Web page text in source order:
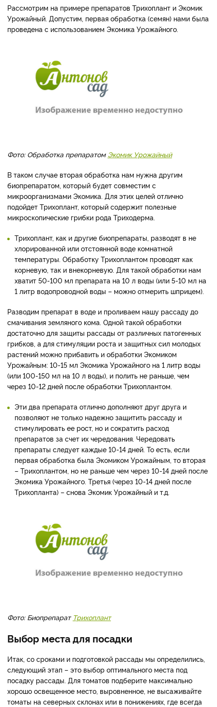
Рассмотрим на примере препаратов Трихоплант и Экомик
Урожайный. Допустим, первая обработка (семян) нами была
проведена с использованием Экомика Урожайного.
Фото: Обработка препаратом Экомик Урожайный
В таком случае вторая обработка нам нужна другим
биопрепаратом, который будет совместим с
микроорганизмами Экомика. Для этих целей отлично
подойдет Трихоплант, который содержит полезные
микроскопические грибки рода Триходерма.
Трихоплант, как и другие биопрепараты, разводят в не
хлорированной или отстоянной воде комнатной
температуры. Обработку Трихоплантом проводят как
корневую, так и внекорневую. Для такой обработки нам
хватит 50-100 мл препарата на 10 л воды (или 5-10 мл на
1 литр водопроводной воды – можно отмерить шприцем).
Разводим препарат в воде и проливаем нашу рассаду до
смачивания земляного кома. Одной такой обработки
достаточно для защиты рассады от различных патогенных
грибков, а для стимуляции роста и защитных сил молодых
растений можно прибавить и обработки Экомиком
Урожайным: 10-15 мл Экомика Урожайного на 1 литр воды
(или 100-150 мл на 10 л воды), и полить не раньше, чем
через 10-12 дней после обработки Трихоплантом.
Эти два препарата отлично дополняют друг друга и
позволяют не только надежно защитить рассаду и
стимулировать ее рост, но и сократить расход
препаратов за счет их чередования. Чередовать
препараты следует каждые 10-14 дней. То есть, если
первая обработка была Экомиком Урожайным, то вторая
– Трихоплантом, но не раньше чем через 10-14 дней после
Экомика Урожайного. Третья (через 10-14 дней после
Трихопланта) – снова Экомик Урожайный и т.д.
Фото: Биопрепарат Трихоплант
Выбор места для посадки
Итак, со сроками и подготовкой рассады мы определились,
следующий этап – это выбор оптимального места под
посадку рассады. Для томатов подберите максимально
хорошо освещенное место, выровненное, не высаживайте
томаты на северных склонах или в понижениях, где всегда